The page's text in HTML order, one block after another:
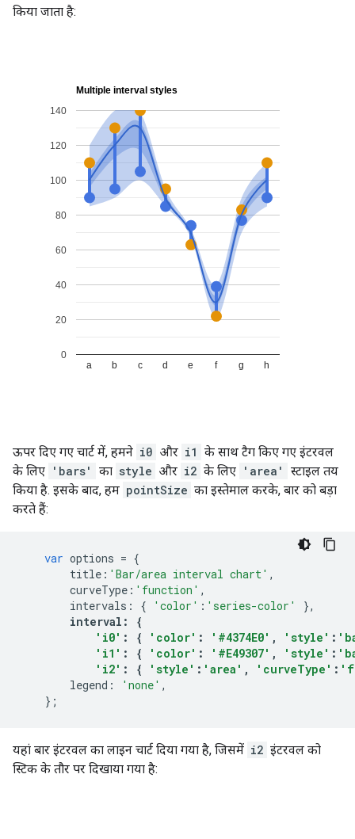
किया जाता है:
ऊपर दिए गए चार्ट में, हमने i0 और i1 के साथ टैग किए गए इंटरवल
के लिए 'bars' का style और i2 के लिए 'area'
स्टाइल तय
किया है. इसके बाद, हम pointSize का इस्तेमाल करके, बार को बड़ा
करते हैं:
var options = {
title : 'Bar/area interval chart' ,
curveType : 'function' ,
intervals : { 'color' : 'series-color'
},
interval :
{
'i0' : { 'color' : '#4374E0' , 'style' :
'i1' : { 'color' : '#E49307' , 'style' :
'i2' : { 'style' : 'area' , 'curveType' :
legend : 'none' ,
};
यहां बार इंटरवल का लाइन चार्ट दिया गया है, जिसमें i2 इंटरवल को
स्टिक के तौर पर दिखाया गया है: